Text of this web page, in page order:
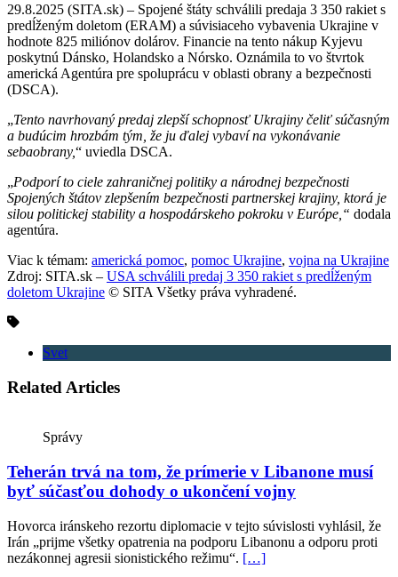
29.8.2025 (SITA.sk) – Spojené štáty schválili predaja 3 350 rakiet s
predĺženým doletom (ERAM) a súvisiaceho vybavenia Ukrajine v
hodnote 825 miliónov dolárov. Financie na tento nákup Kyjevu
poskytnú Dánsko, Holandsko a Nórsko. Oznámila to vo štvrtok
americká Agentúra pre spoluprácu v oblasti obrany a bezpečnosti
(DSCA).
„Tento navrhovaný predaj zlepší schopnosť Ukrajiny čeliť súčasným
a budúcim hrozbám tým, že ju ďalej vybaví na vykonávanie
sebaobrany,“ uviedla DSCA.
„Podporí to ciele zahraničnej politiky a národnej bezpečnosti
Spojených štátov zlepšením bezpečnosti partnerskej krajiny, ktorá je
silou politickej stability a hospodárskeho pokroku v Európe,“ dodala
agentúra.
Viac k témam: americká pomoc, pomoc Ukrajine, vojna na Ukrajine
Zdroj: SITA.sk – USA schválili predaj 3 350 rakiet s predĺženým
doletom Ukrajine © SITA Všetky práva vyhradené.
Svet
Related Articles
Správy
Teherán trvá na tom, že prímerie v Libanone musí
byť súčasťou dohody o ukončení vojny
Hovorca iránskeho rezortu diplomacie v tejto súvislosti vyhlásil, že
Irán „prijme všetky opatrenia na podporu Libanonu a odporu proti
nezákonnej agresii sionistického režimu“. […]